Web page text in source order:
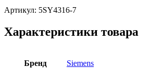
Артикул: 5SY4316-7
Характеристики товара
Бренд Siemens